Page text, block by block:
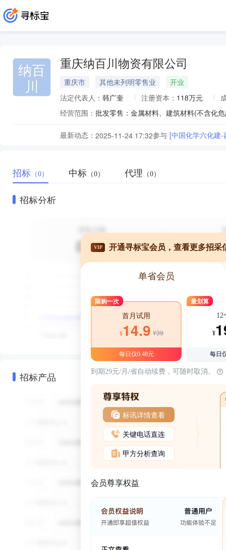
纳百
川
重庆纳百川物资有限公司
重庆市 其他未列明零售业
开业
法定代表人： 韩广奎 注册资本： 118万元
经营范围： 批发零售：金属材料、建筑材料(不含化
最新动态： 2025-11-24 17:32参与 [中国化学六化建
招标 （0） 中标 （0） 代理 （0）
招标分析
招标产品
VIP 开通寻标宝会员，查看更多招采
单省会员
限购一次
首月试用
¥14.9 ¥39
每日仅0.48元
最划算
12
¥
每日
到期29元/月/省自动续费，可随时取消。
标讯详情查看
关键电话直连
甲方分析查询
会员尊享权益